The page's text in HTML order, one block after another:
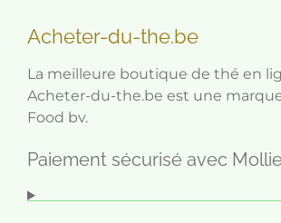
Acheter-du-the.be
La meilleure boutique de thé en
Acheter-du-the.be est une
Food bv.
Paiement sécurisé avec Mollie